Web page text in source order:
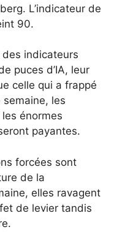
L’indicateur de
90.
indicateurs
puces d’IA, leur
celle qui a frappé
les
énormes
payantes.
forcées sont
de la
elles ravagent
de levier tandis